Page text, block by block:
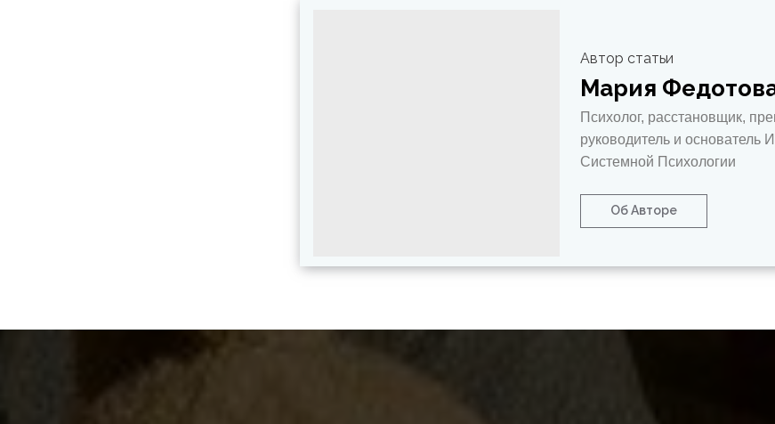
Психолог, расстановщик,
руководитель и основатель
Системной Психологии
Автор статьи
Мария
Об Авторе